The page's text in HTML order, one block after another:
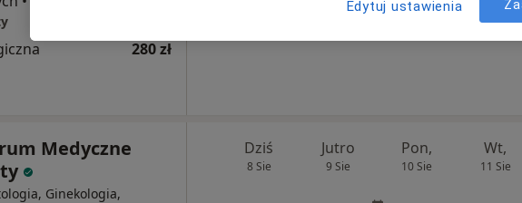
280 zł
Medyczne
Ginekologia,
Dziś
8 Sie
Jutro
9 Sie
Pon,
10 Sie
Wt,
11 Sie
Edytuj ustawienia